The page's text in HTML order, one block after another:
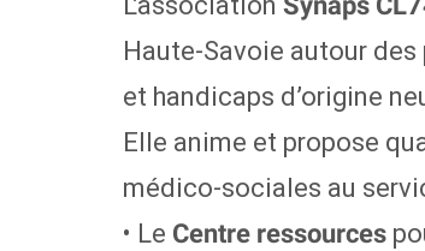
Haute-Savoie autour
et handicaps d’origine
Elle anime et propose
médico-sociales au
• Le Centre ressources